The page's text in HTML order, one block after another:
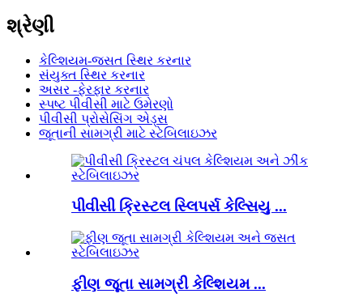
શ્રેણી
કેલ્શિયમ-જસત સ્થિર કરનાર
સંયુક્ત સ્થિર કરનાર
અસર -ફેરફાર કરનાર
સ્પષ્ટ પીવીસી માટે ઉમેરણો
પીવીસી પ્રોસેસિંગ એડ્સ
જૂતાની સામગ્રી માટે સ્ટેબિલાઇઝર
પીવીસી ક્રિસ્ટલ સ્લિપર્સ કેલ્સિયુ ...
ફીણ જૂતા સામગ્રી કેલ્શિયમ ...